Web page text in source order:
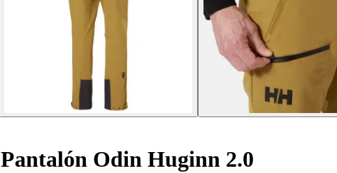
Pantalón Odin Huginn 2.0